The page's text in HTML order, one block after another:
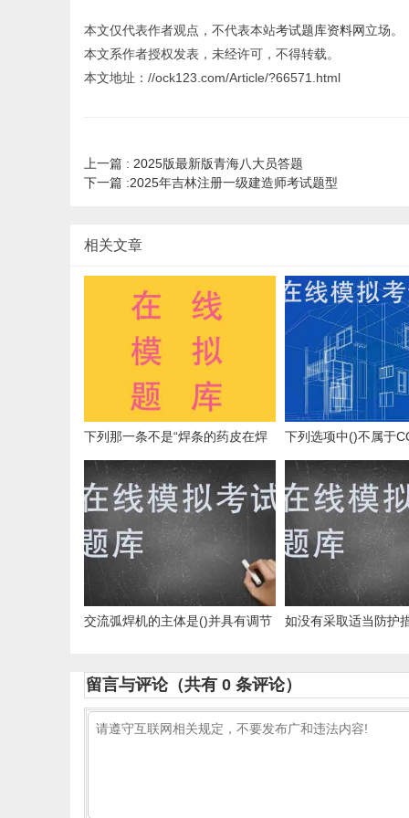
本文仅代表作者观点，不代表本站考试题库资料网立场。
本文系作者授权发表，未经许可，不得转载。
本文地址：//ock123.com/Article/?66571.html
上一篇 : 2025版最新版青海八大员答题
下一篇 :2025年吉林注册一级建造师考试题型
相关文章
下列那一条不是“焊条的药皮在焊
接中重要作用”。()
下列选项中()不属于
接设备的组成部分。
交流弧焊机的主体是()并具有调节
如没有采取适当防护
留言与评论（共有 0 条评论）